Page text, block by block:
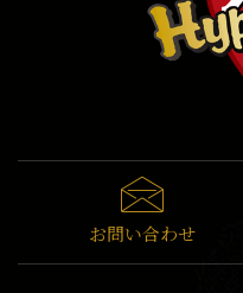
お問い合わせ